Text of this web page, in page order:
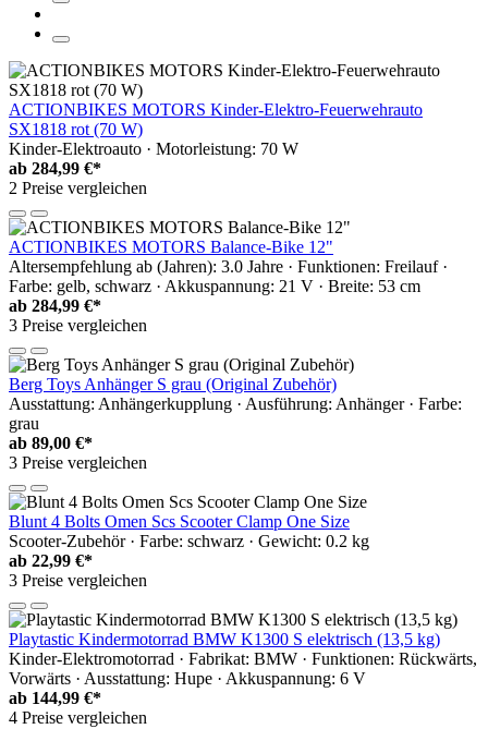
ACTIONBIKES MOTORS Kinder-Elektro-Feuerwehrauto
SX1818 rot (70 W)
Kinder-Elektroauto · Motorleistung: 70 W
ab 284,99 €*
2 Preise vergleichen
ACTIONBIKES MOTORS Balance-Bike 12"
Altersempfehlung ab (Jahren): 3.0 Jahre · Funktionen: Freilauf ·
Farbe: gelb, schwarz · Akkuspannung: 21 V · Breite: 53 cm
ab 284,99 €*
3 Preise vergleichen
Berg Toys Anhänger S grau (Original Zubehör)
Ausstattung: Anhängerkupplung · Ausführung: Anhänger · Farbe:
grau
ab 89,00 €*
3 Preise vergleichen
Blunt 4 Bolts Omen Scs Scooter Clamp One Size
Scooter-Zubehör · Farbe: schwarz · Gewicht: 0.2 kg
ab 22,99 €*
3 Preise vergleichen
Playtastic Kindermotorrad BMW K1300 S elektrisch (13,5 kg)
Kinder-Elektromotorrad · Fabrikat: BMW · Funktionen: Rückwärts,
Vorwärts · Ausstattung: Hupe · Akkuspannung: 6 V
ab 144,99 €*
4 Preise vergleichen